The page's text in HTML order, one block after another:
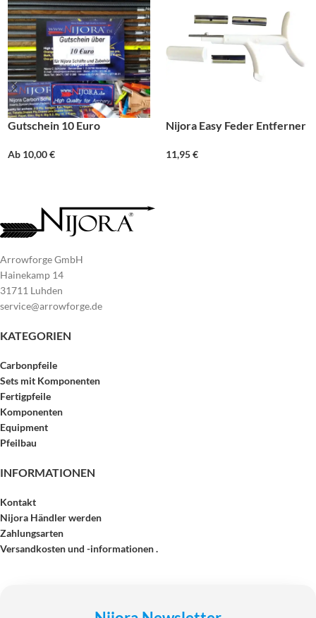
Gutschein 10 Euro
Ab 10,00€
Nijora Easy Feder Entferner
11,95€
Arrowforge GmbH
Hainekamp 14
31711 Luhden
service@arrowforge.de
KATEGORIEN
Carbonpfeile
Sets mit Komponenten
Fertigpfeile
Komponenten
Equipment
Pfeilbau
INFORMATIONEN
Kontakt
Nijora Händler werden
Zahlungsarten
Versandkosten und -informationen .